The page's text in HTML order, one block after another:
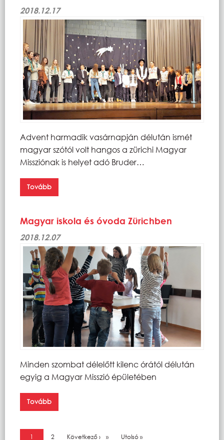
2018.12.17
Advent harmadik vasárnapján délután ismét
magyar szótól volt hangos a zürichi Magyar
Missziónak is helyet adó Bruder…
Tovább
Magyar iskola és óvoda Zürichben
2018.12.07
Minden szombat délelőtt kilenc órától délután
egyig a Magyar Misszió épületében
Tovább
Oldalszámozás
Jelenlegi oldal
1 Oldal
2 Következő oldal
Következő › Utolsó oldal
Utolsó »